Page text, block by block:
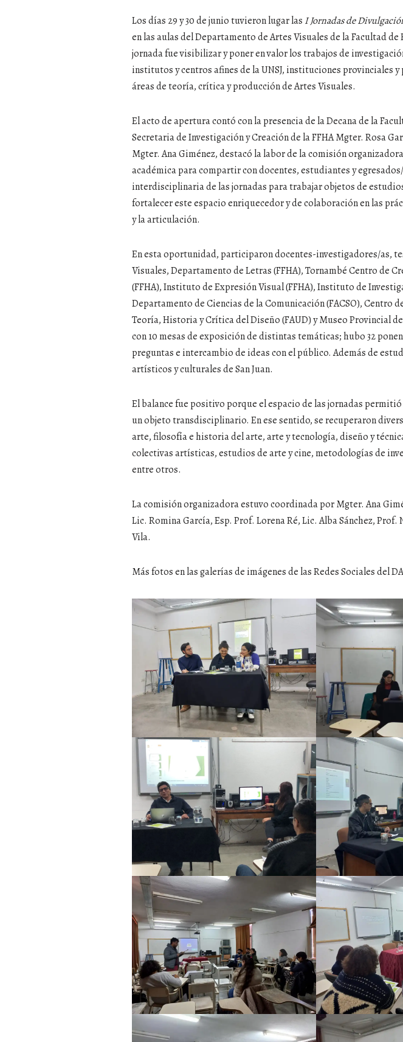
Los días 29 y 30 de junio tuvieron lugar las I Jornadas de
en las aulas del Departamento de Artes Visuales de la Facultad
jornada fue visibilizar y poner en valor los trabajos de
institutos y centros afines de la UNSJ, instituciones provinciales
áreas de teoría, crítica y producción de Artes Visuales.
El acto de apertura contó con la presencia de la Decana de la
Secretaria de Investigación y Creación de la FFHA Mgter. Rosa
Mgter. Ana Giménez, destacó la labor de la comisión
académica para compartir con docentes, estudiantes y
interdisciplinaria de las jornadas para trabajar objetos de
fortalecer este espacio enriquecedor y de colaboración en las
y la articulación.
En esta oportunidad, participaron docentes-investigadores/as,
Visuales, Departamento de Letras (FFHA), Tornambé Centro de
(FFHA), Instituto de Expresión Visual (FFHA), Instituto de
Departamento de Ciencias de la Comunicación (FACSO), Centro
Teoría, Historia y Crítica del Diseño (FAUD) y Museo Provincial
con 10 mesas de exposición de distintas temáticas; hubo 32
preguntas e intercambio de ideas con el público. Además de
artísticos y culturales de San Juan.
El balance fue positivo porque el espacio de las jornadas
un objeto transdisciplinario. En ese sentido, se recuperaron
arte, filosofía e historia del arte, arte y tecnología, diseño y
colectivas artísticas, estudios de arte y cine, metodologías de
entre otros.
La comisión organizadora estuvo coordinada por Mgter. Ana
Lic. Romina García, Esp. Prof. Lorena Ré, Lic. Alba Sánchez,
Vila.
Más fotos en las galerías de imágenes de las Redes Sociales del